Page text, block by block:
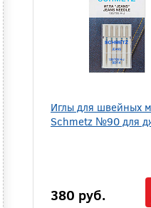
Иглы для швейных
Schmetz №90 для
380 руб.